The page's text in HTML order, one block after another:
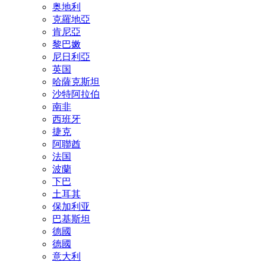
奥地利
克羅地亞
肯尼亞
黎巴嫩
尼日利亞
英国
哈薩克斯坦
沙特阿拉伯
南非
西班牙
捷克
阿聯酋
法国
波蘭
下巴
土耳其
保加利亚
巴基斯坦
德國
德國
意大利